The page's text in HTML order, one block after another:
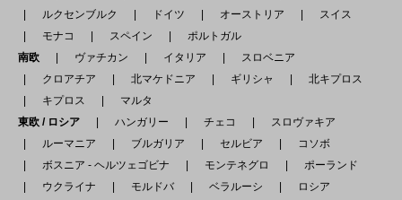
ルクセンブルク
ドイツ オーストリア
スイス
モナコ
スペイン
ポルトガル
南欧
ヴァチカン イタリア
スロベニア
クロアチア
北マケドニア ギリシャ
北キプロス
キプロス
マルタ
東欧 / ロシア
ハンガリー チェコ
スロヴァキア
ルーマニア
ブルガリア セルビア
コソボ
ボスニア - ヘルツェゴビナ
モンテネグロ
ポーランド
ウクライナ
モルドバ ベラルーシ
ロシア